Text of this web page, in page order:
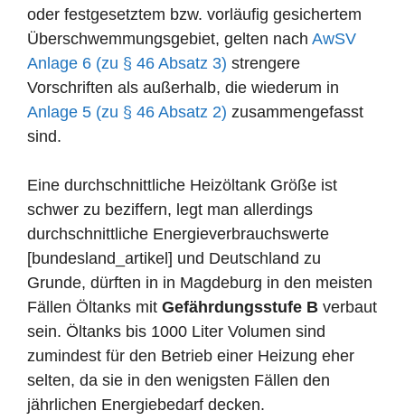
oder festgesetztem bzw. vorläufig gesichertem
Überschwemmungsgebiet, gelten nach AwSV
Anlage 6 (zu § 46 Absatz 3) strengere
Vorschriften als außerhalb, die wiederum in
Anlage 5 (zu § 46 Absatz 2) zusammengefasst
sind.
Eine durchschnittliche Heizöltank Größe ist
schwer zu beziffern, legt man allerdings
durchschnittliche Energieverbrauchswerte
[bundesland_artikel] und Deutschland zu
Grunde, dürften in in Magdeburg in den meisten
Fällen Öltanks mit Gefährdungsstufe B verbaut
sein. Öltanks bis 1000 Liter Volumen sind
zumindest für den Betrieb einer Heizung eher
selten, da sie in den wenigsten Fällen den
jährlichen Energiebedarf decken.